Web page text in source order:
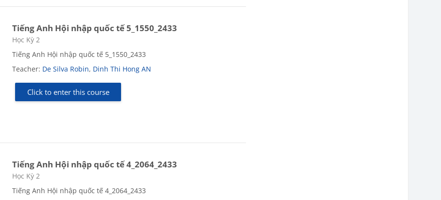
Tiếng Anh Hội nhập quốc tế 5_1550_2433
Course category
Học Kỳ 2
Tiếng Anh Hội nhập quốc tế 5_1550_2433
Teacher: De Silva Robin, Dinh Thi Hong AN
Click to enter this course
Tiếng Anh Hội nhập quốc tế 4_2064_2433
Course category
Học Kỳ 2
Tiếng Anh Hội nhập quốc tế 4_2064_2433